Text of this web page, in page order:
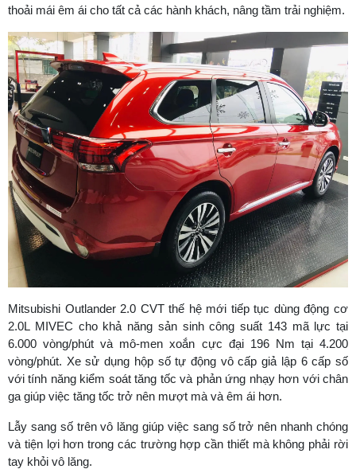
thoải mái êm ái cho tất cả các hành khách, nâng tầm trải nghiệm.
Mitsubishi Outlander 2.0 CVT thế hệ mới tiếp tục dùng động cơ
2.0L MIVEC cho khả năng sản sinh công suất 143 mã lực tại
6.000 vòng/phút và mô-men xoắn cực đại 196 Nm tại 4.200
vòng/phút. Xe sử dụng hộp số tự động vô cấp giả lập 6 cấp số
với tính năng kiểm soát tăng tốc và phản ứng nhạy hơn với chân
ga giúp việc tăng tốc trở nên mượt mà và êm ái hơn.
Lẫy sang số trên vô lăng giúp việc sang số trở nên nhanh chóng
và tiện lợi hơn trong các trường hợp cần thiết mà không phải rời
tay khỏi vô lăng.